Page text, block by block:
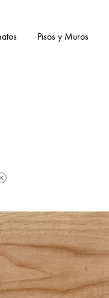
Pisos y Muros